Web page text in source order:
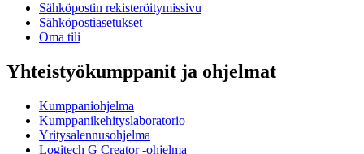
Sähköpostin rekisteröitymissivu
Sähköpostiasetukset
Oma tili
Yhteistyökumppanit ja ohjelmat
Kumppaniohjelma
Kumppanikehityslaboratorio
Yritysalennusohjelma
Logitech G Creator -ohjelma